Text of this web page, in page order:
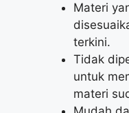
Materi
terkini.
Tidak
untuk
materi